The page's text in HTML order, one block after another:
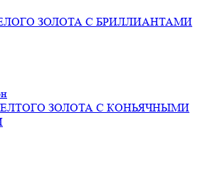
ЗОЛОТА С БРИЛЛИАНТАМИ
ЗОЛОТА С КОНЬЯЧНЫМИ